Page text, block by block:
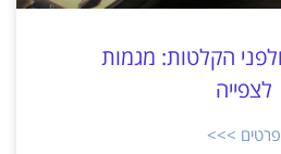
הקלטות: מגמות
לצפייה
פרטים >>>